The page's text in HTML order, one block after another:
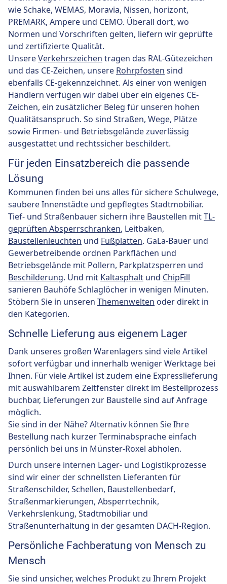
wie Schake, WEMAS, Moravia, Nissen, horizont,
PREMARK, Ampere und CEMO. Überall dort, wo
Normen und Vorschriften gelten, liefern wir geprüfte
und zertifizierte Qualität.
UnsereVerkehrszeichen tragen das RAL-Gütezeichen
und das CE-Zeichen, unsere Rohrpfosten sind
ebenfalls CE-gekennzeichnet. Als einer von wenigen
Händlern verfügen wir dabei über ein eigenes CE-
Zeichen, ein zusätzlicher Beleg für unseren hohen
Qualitätsanspruch. So sind Straßen, Wege, Plätze
sowie Firmen- und Betriebsgelände zuverlässig
ausgestattet und rechtssicher beschildert.
Für jeden Einsatzbereich die passende
Lösung
Kommunen finden bei uns alles für sichere Schulwege,
saubere Innenstädte und gepflegtes Stadtmobiliar.
Tief- und Straßenbauer sichern ihre Baustellen mitTL-
geprüften Absperrschranken, Leitbaken,
Baustellenleuchten und Fußplatten. GaLa-Bauer und
Gewerbetreibende ordnen Parkflächen und
Betriebsgelände mit Pollern, Parkplatzsperren und
Beschilderung. Und mit Kaltasphalt und ChipFill
sanieren Bauhöfe Schlaglöcher in wenigen Minuten.
Stöbern Sie in unseren Themenwelten oder direkt in
den Kategorien.
Schnelle Lieferung aus eigenem Lager
Dank unseres großen Warenlagers sind viele Artikel
sofort verfügbar und innerhalb weniger Werktage bei
Ihnen. Für viele Artikel ist zudem eine Expresslieferung
mit auswählbarem Zeitfenster direkt im Bestellprozess
buchbar, Lieferungen zur Baustelle sind auf Anfrage
möglich.
Sie sind in der Nähe? Alternativ können Sie Ihre
Bestellung nach kurzer Terminabsprache einfach
persönlich bei uns in Münster-Roxel abholen.
Durch unsere internen Lager- und Logistikprozesse
sind wir einer der schnellsten Lieferanten für
Straßenschilder, Schellen, Baustellenbedarf,
Straßenmarkierungen, Absperrtechnik,
Verkehrslenkung, Stadtmobiliar und
Straßenunterhaltung in der gesamten DACH-Region.
Persönliche Fachberatung von Mensch zu
Mensch
Sie sind unsicher, welches Produkt zu Ihrem Projekt